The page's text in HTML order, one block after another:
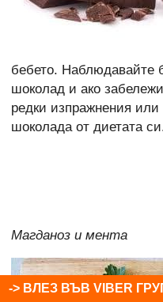
бебето. Наблюдавайте
шоколад и ако
редки изпражнения
шоколада от диетата
Магданоз и мента
-> ВЛЕЗ ВЪВ VIBER